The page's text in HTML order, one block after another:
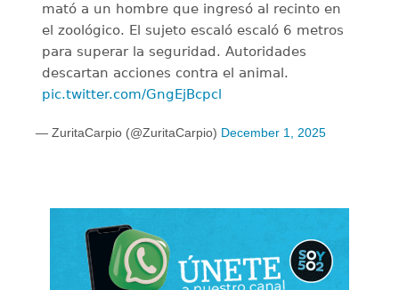
mató a un hombre que ingresó al recinto en
el zoológico. El sujeto escaló escaló 6 metros
para superar la seguridad. Autoridades
descartan acciones contra el animal.
pic.twitter.com/GngEjBcpcl
— ZuritaCarpio (@ZuritaCarpio) December 1, 2025